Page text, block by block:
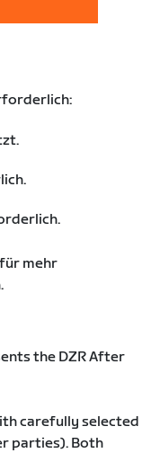
für mehr
the DZR After
carefully selected
parties). Both